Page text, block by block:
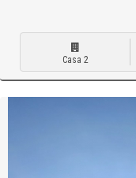
Casa 2